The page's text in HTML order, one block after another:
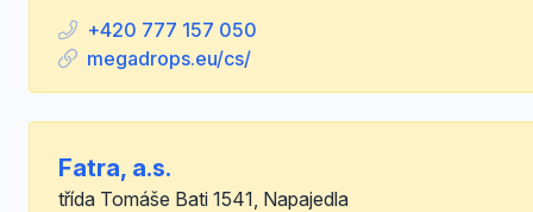
+420 777 157 050
megadrops.eu/cs/
Fatra, a.s.
třída Tomáše Bati 1541, Napajedla